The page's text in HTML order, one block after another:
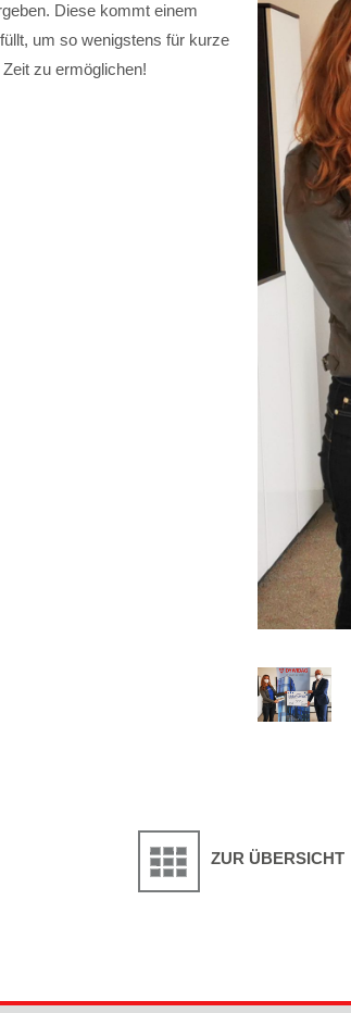
Diese kommt einem
um so wenigstens für kurze
zu ermöglichen!
ZUR ÜBERSICHT